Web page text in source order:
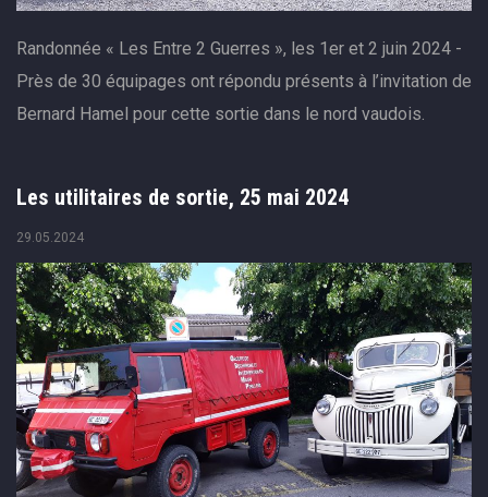
Randonnée « Les Entre 2 Guerres », les 1er et 2 juin 2024 -
Près de 30 équipages ont répondu présents à l’invitation de
Bernard Hamel pour cette sortie dans le nord vaudois.
Les utilitaires de sortie, 25 mai 2024
29.05.2024